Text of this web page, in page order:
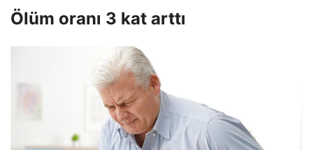
Ölüm oranı 3 kat arttı